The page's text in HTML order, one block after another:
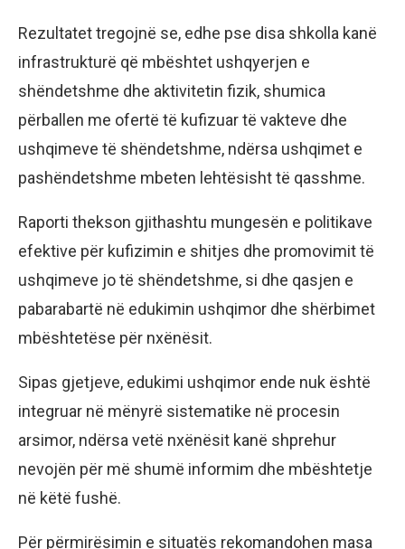
Rezultatet tregojnë se, edhe pse disa shkolla kanë
infrastrukturë që mbështet ushqyerjen e
shëndetshme dhe aktivitetin fizik, shumica
përballen me ofertë të kufizuar të vakteve dhe
ushqimeve të shëndetshme, ndërsa ushqimet e
pashëndetshme mbeten lehtësisht të qasshme.
Raporti thekson gjithashtu mungesën e politikave
efektive për kufizimin e shitjes dhe promovimit të
ushqimeve jo të shëndetshme, si dhe qasjen e
pabarabartë në edukimin ushqimor dhe shërbimet
mbështetëse për nxënësit.
Sipas gjetjeve, edukimi ushqimor ende nuk është
integruar në mënyrë sistematike në procesin
arsimor, ndërsa vetë nxënësit kanë shprehur
nevojën për më shumë informim dhe mbështetje
në këtë fushë.
Për përmirësimin e situatës rekomandohen masa